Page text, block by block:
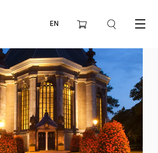
EN Menu